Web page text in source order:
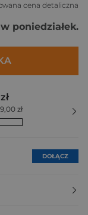
cena detaliczna
poniedziałek.
zł
DOŁĄCZ